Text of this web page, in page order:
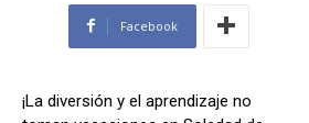
Facebook
¡La diversión y el aprendizaje no